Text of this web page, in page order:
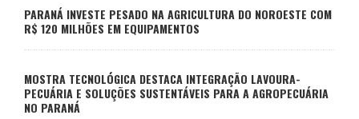
PARANÁ INVESTE PESADO NA AGRICULTURA DO NOROESTE COM
R$ 120 MILHÕES EM EQUIPAMENTOS
MOSTRA TECNOLÓGICA DESTACA INTEGRAÇÃO LAVOURA-
PECUÁRIA E SOLUÇÕES SUSTENTÁVEIS PARA A AGROPECUÁRIA
NO PARANÁ